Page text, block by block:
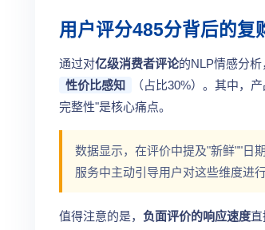
用户评分485分背后的复
通过对亿级消费者评论的NLP情感分析
性价比感知
（占比30%）。其中，
完整性"是核心痛点。
数据显示，在评价中提及"新鲜""日
服务中主动引导用户对这些维度进
值得注意的是， 负面评价的响应速度